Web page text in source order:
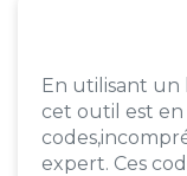
En utilisant un
cet outil est
expert. Ces